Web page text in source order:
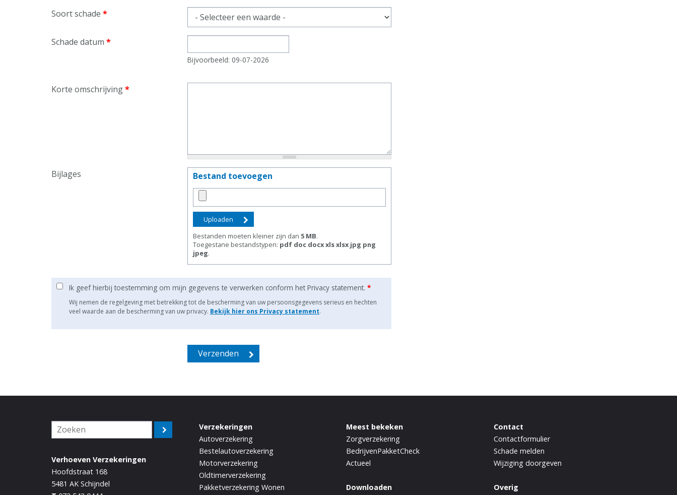
Soort schade *
Schade datum *
Bijvoorbeeld: 09-07-2026
Korte omschrijving*
Bijlages Bestand toevoegen
Bestanden moeten kleiner zijn dan 5 MB.
Toegestane bestandstypen: pdf doc docx xls xlsx jpg png
jpeg.
Ik geef hierbij toestemming om mijn gegevens te verwerken conform het Privacy statement. *
Wij nemen de regelgeving met betrekking tot de bescherming van uw persoonsgegevens serieus en hechten
veel waarde aan de bescherming van uw privacy. Bekijk hier ons Privacy statement.
Verhoeven Verzekeringen
Hoofdstraat 168
5481 AK Schijndel
Verzekeringen
Autoverzekering
Bestelautoverzekering
Motorverzekering
Oldtimerverzekering
Pakketverzekering Wonen
Meest bekeken
Zorgverzekering
BedrijvenPakketCheck
Actueel
Downloaden
Contact
Contactformulier
Schade melden
Wijziging doorgeven
Overig